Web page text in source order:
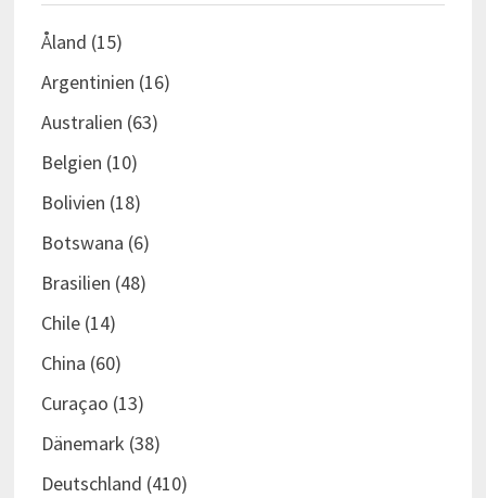
Åland (15)
Argentinien (16)
Australien (63)
Belgien (10)
Bolivien (18)
Botswana (6)
Brasilien (48)
Chile(14)
China (60)
Curaçao (13)
Dänemark (38)
Deutschland (410)